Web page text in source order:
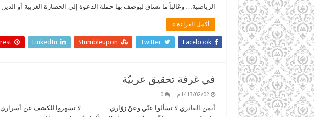
الرياضية… وغالباً ما تساق ليوصف بها حملة الدعوة إلى الحضارة الغربية أو
أكمل القراءة »
Facebook
Twitter
Stumbleupon
LinkedIn
في غرفة تحقيق عربيّة
1413/02/02م 0
أيمن القادري لا تسألوا عنّي وعنْ زوّاري لا تسهروا للكشف عن أسراري لا